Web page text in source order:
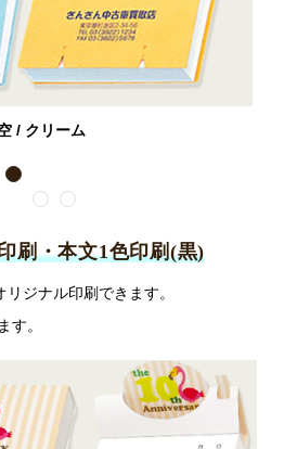
/ クリーム
1
刷・本文1色印刷(黒)
ジナル印刷できます。
す。